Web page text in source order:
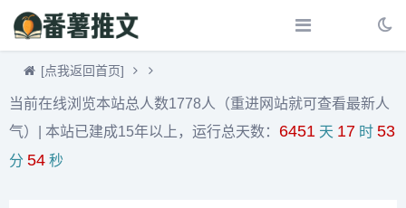
[点我返回首页]
当前在线浏览本站总人数1778人（重进网站就可查看最新人
气）| 本站已建成15年以上，运行总天数： 6451 天 17 时 53
分 54 秒